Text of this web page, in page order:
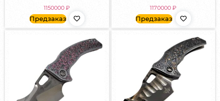
1150000₽
Предзаказ
1170000₽
Предзаказ